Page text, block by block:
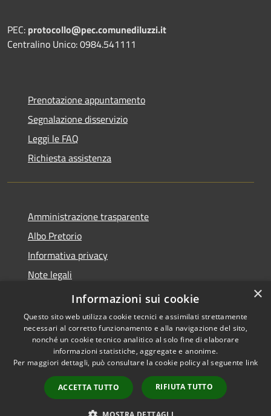
PEC: protocollo@pec.comunediluzzi.it
Centralino Unico: 0984.541111
Prenotazione appuntamento
Segnalazione disservizio
Leggi le FAQ
Richiesta assistenza
Amministrazione trasparente
Albo Pretorio
Informativa privacy
Note legali
Dichiarazione di accessibilità
Accessibilità
Copyright © 2026 • Comune di
Luzzi • Powered by
Municipium•
Accesso
redazione
×
Informazioni sui cookie
Questo sito web utilizza cookie tecnici e assimilati strettamente
necessari al corretto funzionamento e alla navigazione del sito,
nonché un cookie tecnico analitico al solo fine di elaborare
informazioni statistiche, aggregate e anonime.
Per maggiori dettagli, può consultare la cookie policy al seguente link
ACCETTA TUTTO RIFIUTA TUTTO